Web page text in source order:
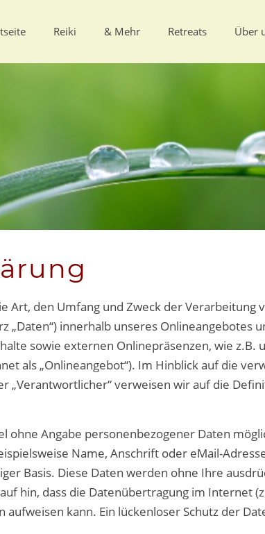
Reiki & Mehr Retreats Über
Art, den Umfang und Zweck der Verarbeitung
„Daten“) innerhalb unseres Onlineangebotes
sowie externen Onlinepräsenzen, wie z.B.
als „Onlineangebot“). Im Hinblick auf die
„Verantwortlicher“ verweisen wir auf die
ohne Angabe personenbezogener Daten
Name, Anschrift oder eMail-
Basis. Diese Daten werden ohne Ihre
hin, dass die Datenübertragung im Internet
aufweisen kann. Ein lückenloser Schutz der